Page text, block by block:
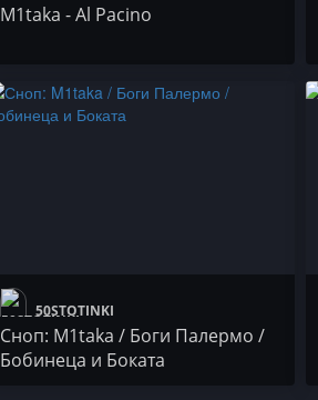
M1taka - Al Pacino
50STOTINKI
Сноп: M1taka / Боги Палермо /
Бобинеца и Боката